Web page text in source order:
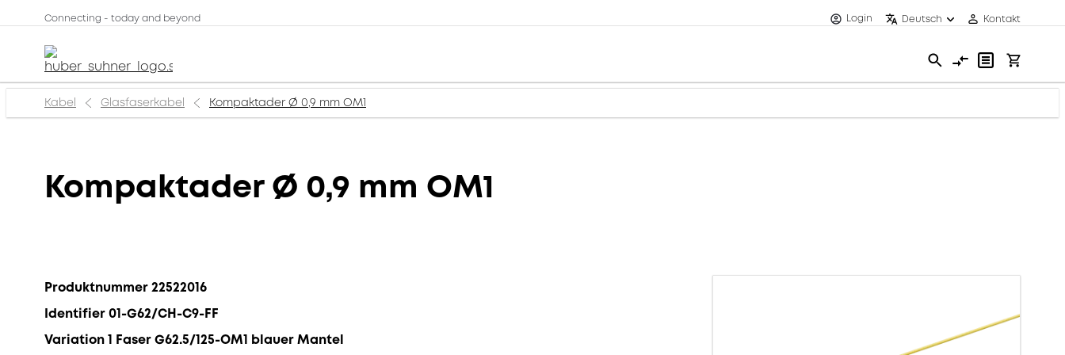
Connecting - today and beyond Login Deutsch Kontakt
Kabel Glasfaserkabel Kompaktader Ø 0,9 mm OM1
Kompaktader Ø 0,9 mm OM1
Produktnummer 22522016
Identifier 01-G62/CH-C9-FF
Variation 1 Faser G62.5/125-OM1 blauer Mantel